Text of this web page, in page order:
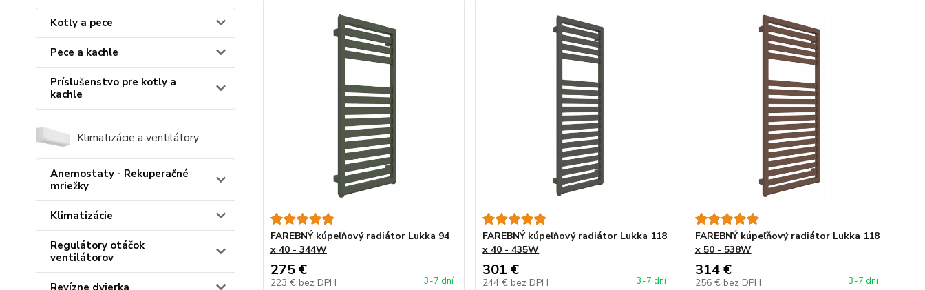
Kotly a pece
Pece a kachle
Príslušenstvo pre kotly a
kachle
Klimatizácie a ventilátory
Anemostaty - Rekuperačné
mriežky
Klimatizácie
Regulátory otáčok
ventilátorov
FAREBNÝ kúpeľňový radiátor Lukka 94
x 40 - 344W
275 €
223 € bez DPH 3-7 dní
FAREBNÝ kúpeľňový radiátor Lukka 118
x 40 - 435W
301 €
244 € bez DPH 3-7 dní
FAREBNÝ kúpeľňový radiátor Lukka 118
x 50 - 538W
314 €
256 € bez DPH 3-7 dní